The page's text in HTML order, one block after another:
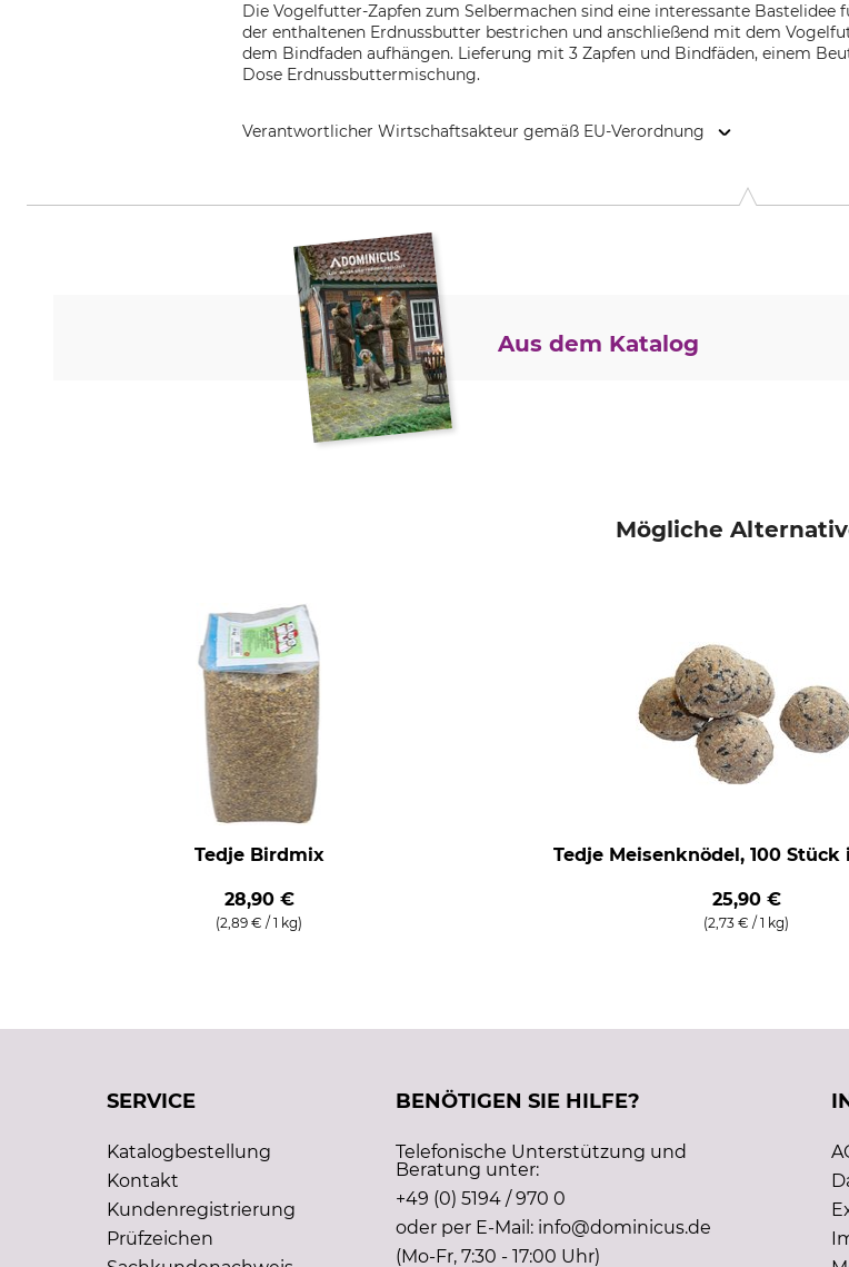
Die Vogelfutter-Zapfen zum Selbermachen sind eine interessante
der enthaltenen Erdnussbutter bestrichen und anschließend mit dem
dem Bindfaden aufhängen. Lieferung mit 3 Zapfen und Bindfäden, einem
Dose Erdnussbuttermischung.
Verantwortlicher Wirtschaftsakteur gemäß EU-Verordnung
Aus dem Katalog
Mögliche
Tedje Birdmix
28,90 €
(2,89 € / 1 kg)
Tedje Meisenknödel, 100 Stück
25,90 €
(2,73 € / 1 kg)
SERVICE
Katalogbestellung
Kontakt
Kundenregistrierung
Prüfzeichen
BENÖTIGEN SIE HILFE?
Telefonische Unterstützung und
Beratung unter:
+49 (0) 5194 / 970 0
oder per E-Mail: info@dominicus.de
(Mo-Fr, 7:30 - 17:00 Uhr)